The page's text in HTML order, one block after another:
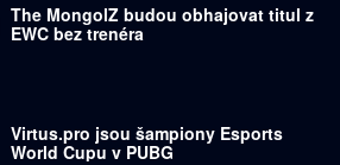
The MongolZ budou obhajovat titul z
EWC bez trenéra
Virtus.pro jsou šampiony Esports
World Cupu v PUBG